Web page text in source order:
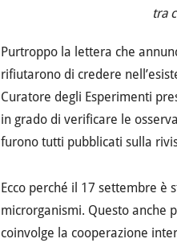
tra
Purtroppo la lettera che
rifiutarono di credere
Curatore degli Esperimenti
in grado di verificare le
furono tutti pubblicati sulla
Ecco perché il 17 settembre è
microrganismi. Questo anche
coinvolge la cooperazione